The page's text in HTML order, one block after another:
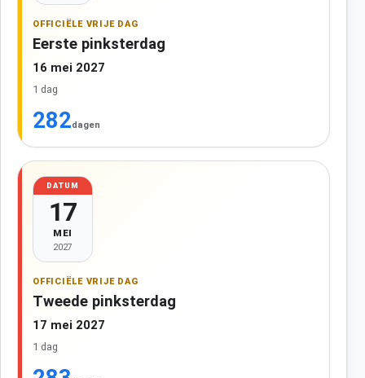
OFFICIËLE VRIJE DAG
Eerste pinksterdag
16 mei 2027
1 dag
282dagen
DATUM
17
MEI
2027
OFFICIËLE VRIJE DAG
Tweede pinksterdag
17 mei 2027
1 dag